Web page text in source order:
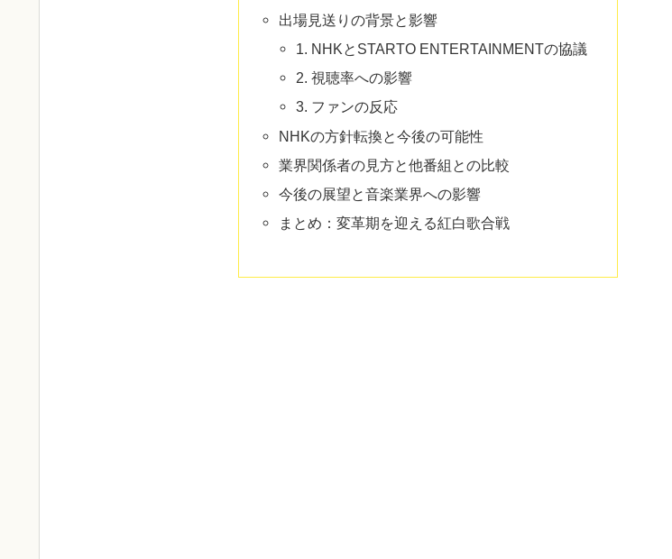
出場見送りの背景と影響
1. NHKとSTARTO ENTERTAINMENTの協議
2. 視聴率への影響
3. ファンの反応
NHKの方針転換と今後の可能性
業界関係者の見方と他番組との比較
今後の展望と音楽業界への影響
まとめ：変革期を迎える紅白歌合戦